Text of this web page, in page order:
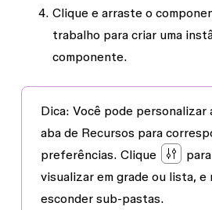
Clique e arraste o
trabalho para criar uma
componente.
Dica: Você pode personalizar
aba de Recursos para
preferências. Clique
visualizar em grade ou lista, e
esconder sub-pastas.